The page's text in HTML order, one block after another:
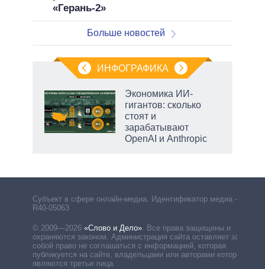
«Герань-2»
Больше новостей
ИНФОГРАФИКА
Экономика ИИ-
гигантов: сколько
стоят и
зарабатывают
OpenAI и Anthropic
Субъект в сфере онлайн-медиа. Идентификатор медиа –
R40-05063
© 2009—2026 «Слово и Дело». Все права защищены и
охраняются законом. Администрация сайта оставляет за
собой право не соглашаться с информацией, которая
публикуется на сайте, владельцами или авторами которой
являются третьи лица.